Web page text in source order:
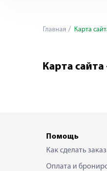
Главная Карта
Карта сайта
Помощь
Как сделать заказ
Оплата и